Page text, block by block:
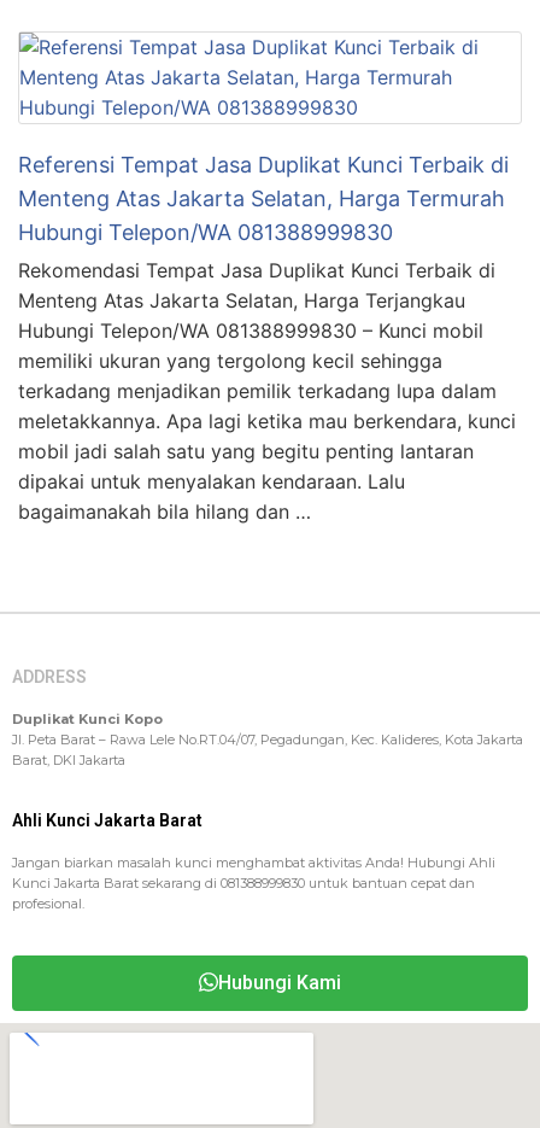
Referensi Tempat Jasa Duplikat Kunci Terbaik di
Menteng Atas Jakarta Selatan, Harga Termurah
Hubungi Telepon/WA 081388999830
Rekomendasi Tempat Jasa Duplikat Kunci Terbaik di
Menteng Atas Jakarta Selatan, Harga Terjangkau
Hubungi Telepon/WA 081388999830 – Kunci mobil
memiliki ukuran yang tergolong kecil sehingga
terkadang menjadikan pemilik terkadang lupa dalam
meletakkannya. Apa lagi ketika mau berkendara, kunci
mobil jadi salah satu yang begitu penting lantaran
dipakai untuk menyalakan kendaraan. Lalu
bagaimanakah bila hilang dan …
ADDRESS
Duplikat Kunci Kopo
Jl. Peta Barat – Rawa Lele No.RT.04/07, Pegadungan, Kec. Kalideres, Kota Jakarta
Barat, DKI Jakarta
Ahli Kunci Jakarta Barat
Jangan biarkan masalah kunci menghambat aktivitas Anda! Hubungi Ahli
Kunci Jakarta Barat sekarang di 081388999830 untuk bantuan cepat dan
profesional.
Hubungi Kami